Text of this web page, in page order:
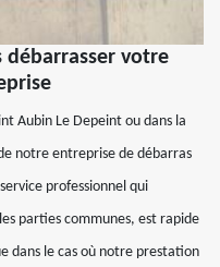
votre
Aubin Le Depeint ou dans la
notre entreprise de débarras
professionnel qui
parties communes, est rapide
dans le cas où notre prestation